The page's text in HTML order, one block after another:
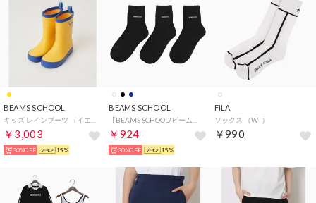
BEAMS SCHOOL
￥3,003
30%OFF 15%
BEAMS SCHOOL
￥924
30%OFF 15%
FILA
ソックス （WT）
￥990